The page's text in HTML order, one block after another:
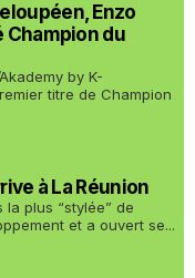
Enzo
Champion du
by K-
titre de Champion
à La Réunion
la plus “stylée” de
et a ouvert se...